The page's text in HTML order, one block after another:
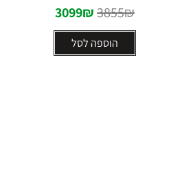
3855₪
3099₪
הוספה לסל